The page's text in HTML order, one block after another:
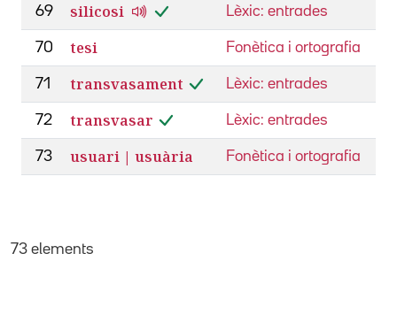
69 silicosi Lèxic: entrades
70 tesi Fonètica i ortografia
71 transvasament Lèxic: entrades
72 transvasar Lèxic: entrades
73 usuari | usuària Fonètica i ortografia
73 elements